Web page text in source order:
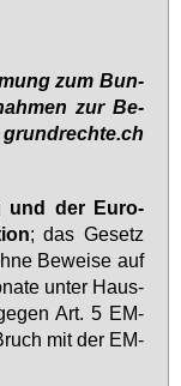
zum Bun­
zur Be­
und der Eu­ro­
; das Ge­setz
Be­wei­se auf
un­ter Haus­
Art. 5 EM­
mit der EM­